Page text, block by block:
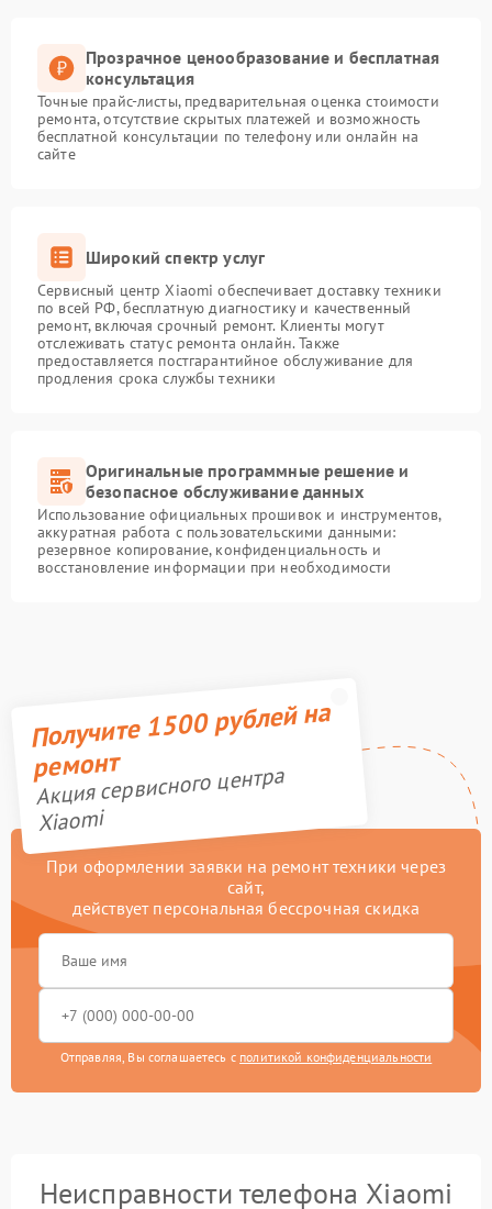
Прозрачное ценообразование и бесплатная
консультация
Точные прайс-листы, предварительная оценка стоимости
ремонта, отсутствие скрытых платежей и возможность
бесплатной консультации по телефону или онлайн на
сайте
Широкий спектр услуг
Сервисный центр Xiaomi обеспечивает доставку техники
по всей РФ, бесплатную диагностику и качественный
ремонт, включая срочный ремонт. Клиенты могут
отслеживать статус ремонта онлайн. Также
предоставляется постгарантийное обслуживание для
продления срока службы техники
Оригинальные программные решение и
безопасное обслуживание данных
Использование официальных прошивок и инструментов,
аккуратная работа с пользовательскими данными:
резервное копирование, конфиденциальность и
восстановление информации при необходимости
Получите 1500 рублей на
ремонт
Акция сервисного центра
Xiaomi
При оформлении заявки на ремонт техники через
сайт,
действует персональная бессрочная скидка
Отправляя, Вы соглашаетесь с политикой конфиденциальности
Неисправности телефона Xiaomi